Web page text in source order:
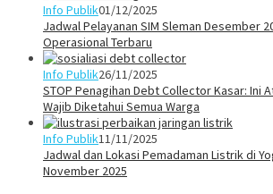
Info Publik01/12/2025
Jadwal Pelayanan SIM Sleman Desember
Operasional Terbaru
Info Publik26/11/2025
STOP Penagihan Debt Collector Kasar: Ini
Wajib Diketahui Semua Warga
Info Publik11/11/2025
Jadwal dan Lokasi Pemadaman Listrik di
November 2025